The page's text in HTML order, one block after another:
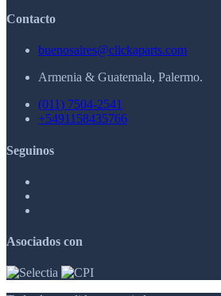
Contacto
buenosaires@clickaparts.com
Armenia & Guatemala, Palermo.
(011) 7504-2541
+5491158435766
Seguinos
Asociados con